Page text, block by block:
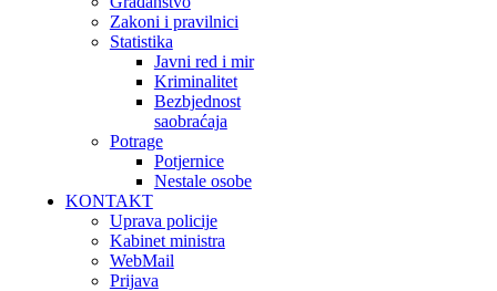
Zakoni i pravilnici
Statistika
Javni red i mir
Kriminalitet
Bezbjednost
saobraćaja
Potrage
Potjernice
Nestale osobe
KONTAKT
Uprava policije
Kabinet ministra
WebMail
Prijava